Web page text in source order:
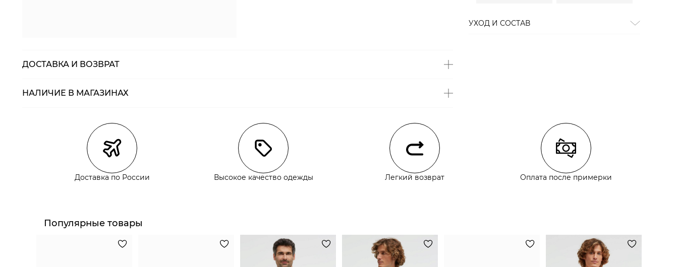
ДОСТАВКА И ВОЗВРАТ
Курьерская доставка СДЭК
Самовывоз из пункта выдачи СДЭК
Самовывоз из наших магазинов
НАЛИЧИЕ В МАГАЗИНАХ
УХОД И СОСТАВ
Доставка по России Высокое качество одежды Легкий возврат Оплата после примерки
Популярные товары